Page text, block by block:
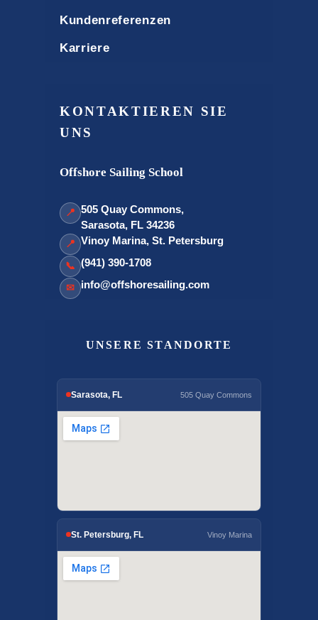
Kundenreferenzen
Karriere
KONTAKTIEREN SIE
UNS
Offshore Sailing School
📍 505 Quay Commons,
Sarasota, FL 34236
📍 Vinoy Marina, St. Petersburg
📞 (941) 390-1708
✉ info@offshoresailing.com
UNSERE STANDORTE
Sarasota, FL 505 Quay Commons
St. Petersburg, FL Vinoy Marina